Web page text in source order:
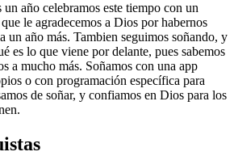
año celebramos este tiempo con un
le agradecemos a Dios por habernos
un año más. Tambien seguimos soñando, y
es lo que viene por delante, pues sabemos
a mucho más. Soñamos con una app
o con programación específica para
de soñar, y confiamos en Dios para los